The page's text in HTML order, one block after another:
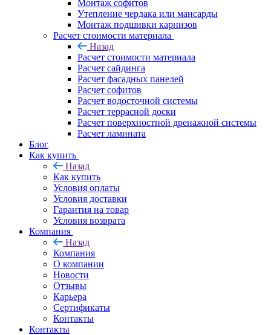
Монтаж софитов
Утепление чердака или мансарды
Монтаж подшивки карнизов
Расчет стоимости материала
Назад
Расчет стоимости материала
Расчет сайдинга
Расчет фасадных панелей
Расчет софитов
Расчет водосточной системы
Расчет террасной доски
Расчет поверхностной дренажной системы
Расчет ламината
Блог
Как купить
Назад
Как купить
Условия оплаты
Условия доставки
Гарантия на товар
Условия возврата
Компания
Назад
Компания
О компании
Новости
Отзывы
Карьера
Сертификаты
Контакты
Контакты